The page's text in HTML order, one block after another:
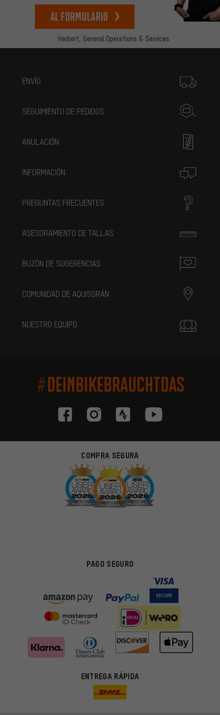
Herbert, General Operations & Services
Al formulario
ENVÍO
SEGUIMIENTO DE PEDIDOS
ANULACIÓN
INFORMACIÓN
PREGUNTAS FRECUENTES
ASESORAMIENTO DE TALLAS
BUZÓN DE SUGERENCIAS
COMUNIDAD DE AQUISGRÁN
NUESTRO EQUIPO
#DEINBIKEBRAUCHTDAS
COMPRA SEGURA
PAGO SEGURO
ENTREGA RÁPIDA